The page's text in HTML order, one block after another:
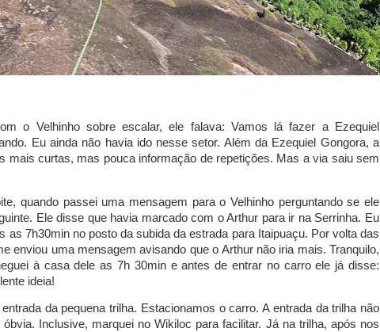
o Velhinho sobre escalar, ele falava: Vamos lá fazer a Ezequiel
Eu ainda não havia ido nesse setor. Além da Ezequiel Gongora, a
mais curtas, mas pouca informação de repetições. Mas a via saiu sem
quando passei uma mensagem para o Velhinho perguntando se ele
Ele disse que havia marcado com o Arthur para ir na Serrinha. Eu
as 7h30min no posto da subida da estrada para Itaipuaçu. Por volta das
enviou uma mensagem avisando que o Arthur não iria mais. Tranquilo,
à casa dele as 7h 30min e antes de entrar no carro ele já disse:
ideia!
da pequena trilha. Estacionamos o carro. A entrada da trilha não
Inclusive, marquei no Wikiloc para facilitar. Já na trilha, após nos